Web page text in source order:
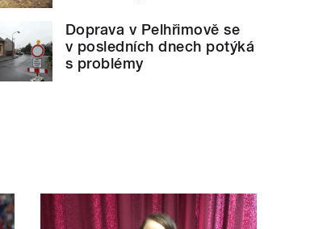
Doprava v Pelhřimově se
v posledních dnech potýká
s problémy